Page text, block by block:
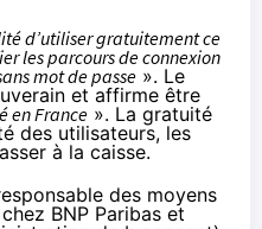
d’utiliser gratuitement ce
les parcours de connexion
mot de passe ». Le
et affirme être
en France ». La gratuité
des utilisateurs, les
à la caisse.
des moyens
BNP Paribas et